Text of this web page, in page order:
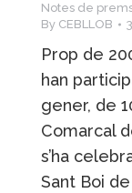
Notes de
By CEBLLOB
Prop de
han
gener, de
Comarcal
s’ha
Sant Boi